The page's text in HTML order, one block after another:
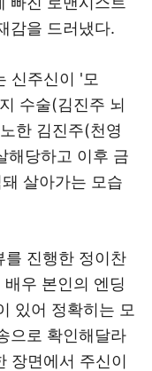
감을 드러냈다.
신주신이 '모
수술(김진주 뇌
한 김진주(천영
해당하고 이후 금
살아가는 모습
를 진행한 정이찬
우 본인의 엔딩
있어 정확히는 모
으로 확인해달라
장면에서 주신이